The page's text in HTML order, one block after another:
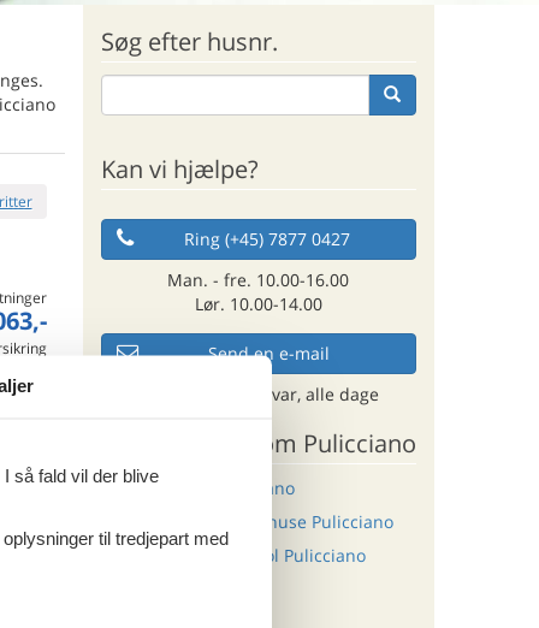
Søg efter husnr.
Kan vi hjælpe?
Ring (+45) 7877 0427
Man. - fre. 10.00-16.00
Lør. 10.00-14.00
Send en e-mail
og få et hurtigt svar, alle dage
Andre artikler om Pulicciano
Sommerhus i Pulicciano
Last minute sommerhuse Pulicciano
Sommerhus med pool Pulicciano
så fald vil der blive
til tredjepart med